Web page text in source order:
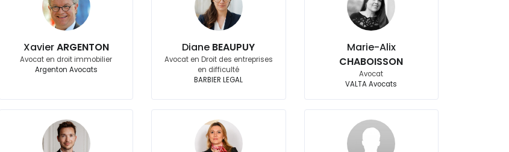
XavierARGENTON
Avocat en droit immobilier
Argenton Avocats
Diane BEAUPUY
Avocat en Droit des entreprises
en difficulté
BARBIER LEGAL
Marie-Alix
CHABOISSON
Avocat
VALTA Avocats